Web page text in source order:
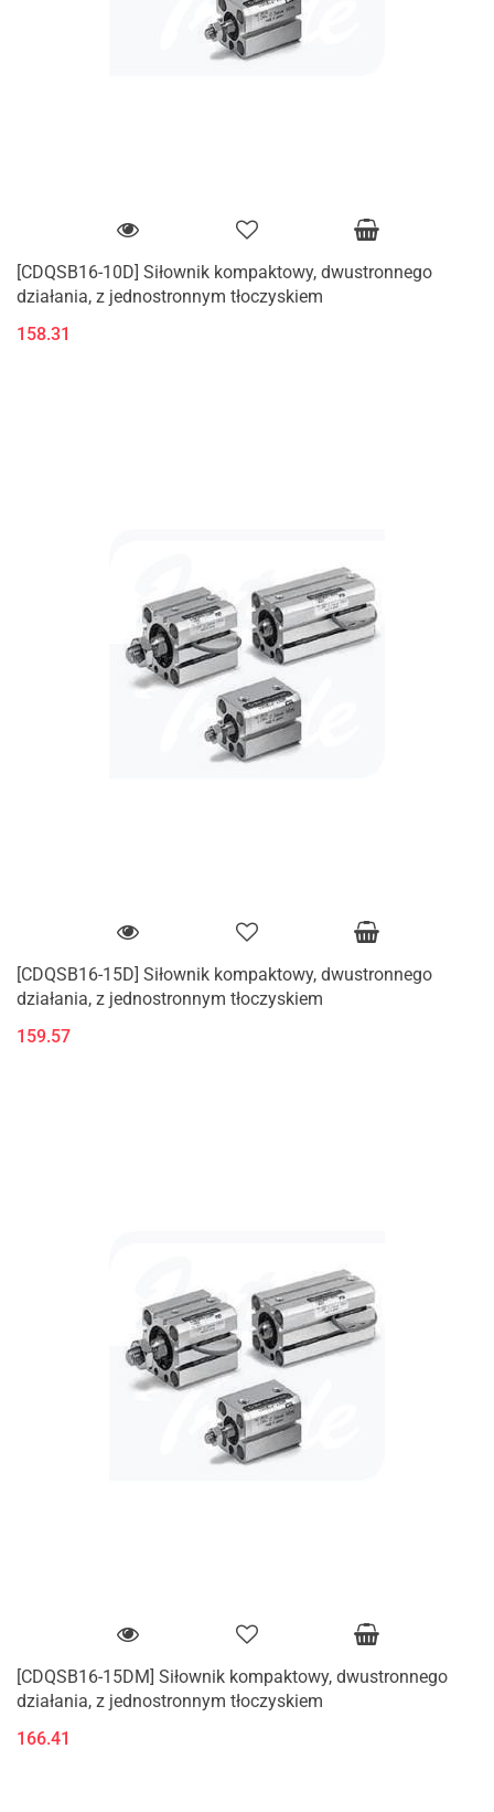
[CDQSB16-10D] Siłownik kompaktowy, dwustronnego
działania, z jednostronnym tłoczyskiem
158.31
[CDQSB16-15D] Siłownik kompaktowy, dwustronnego
działania, z jednostronnym tłoczyskiem
159.57
[CDQSB16-15DM] Siłownik kompaktowy, dwustronnego
działania, z jednostronnym tłoczyskiem
166.41